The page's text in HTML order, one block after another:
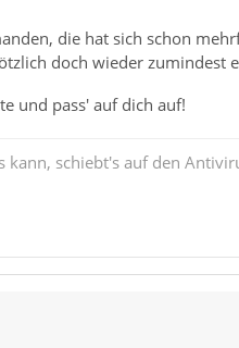
die hat sich schon
doch wieder zumindest
und pass' auf dich auf!
kann, schiebt's auf den